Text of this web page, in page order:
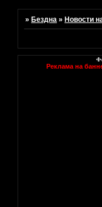
» Бездна » Новости
Реклама на